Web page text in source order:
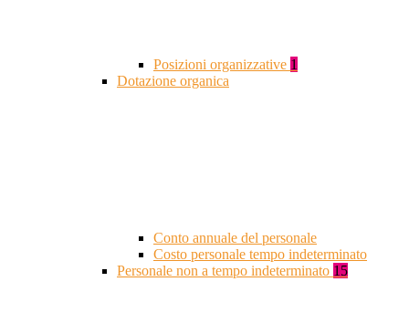
Posizioni organizzative 1
Dotazione organica
Conto annuale del personale
Costo personale tempo indeterminato
Personale non a tempo indeterminato 15